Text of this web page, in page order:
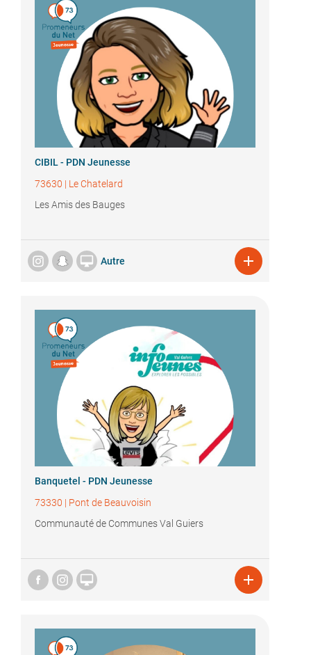
CIBIL - PDN Jeunesse
73630 | Le Chatelard
Les Amis des Bauges
 Autre 
Banquetel - PDN Jeunesse
73330 | Pont de Beauvoisin
Communauté de Communes Val Guiers
 